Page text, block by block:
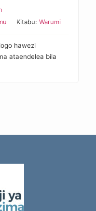
Kitabu:Warumi
hawezi
ataendelea bila